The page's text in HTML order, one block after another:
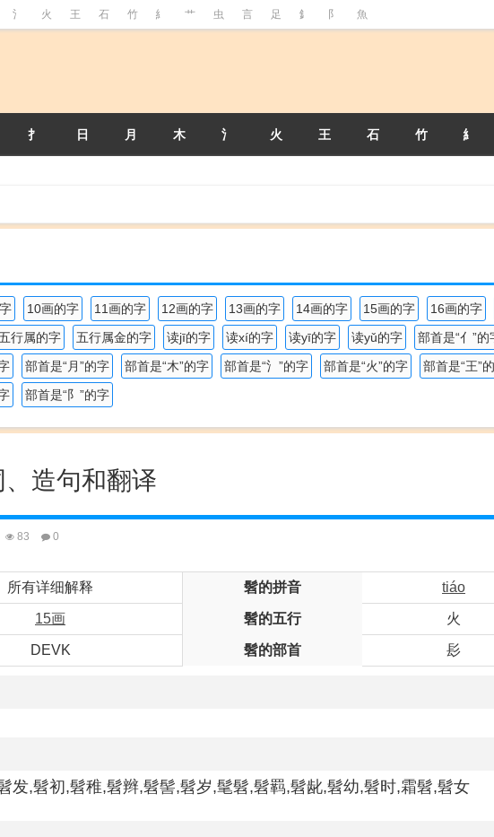
氵 火 王 石 竹 糹 艹 虫 言 足 釒 阝 魚
扌 日 月 木 氵 火 王 石 竹 糹
10画的字 11画的字 12画的字 13画的字 14画的字 15画的字 16画的字
行属的字 五行属金的字 读jī的字 读xí的字 读yī的字 读yǔ的字 部首是“亻”的
部首是“月”的字 部首是“木”的字 部首是“氵”的字 部首是“火”的字 部首是“王”
部首是“阝”的字
造句和翻译
83 0
所有详细解释 髫的拼音 tiáo
15画 髫的五行 火
DEVK 髫的部首 髟
发,髫初,髫稚,髫辫,髫髻,髫岁,髦髫,髫羁,髫龀,髫幼,髫时,霜髫,髫女